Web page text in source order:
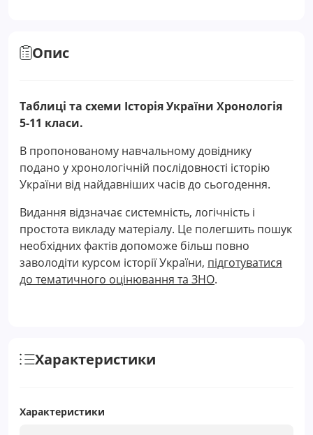
Опис
Таблиці та схеми Історія України Хронологія
5-11 класи.
В пропонованому навчальному довіднику
подано у хронологічній послідовності історію
України від найдавніших часів до сьогодення.
Видання відзначає системність, логічність і
простота викладу матеріалу. Це полегшить пошук
необхідних фактів допоможе більш повно
заволодіти курсом історії України, підготуватися
до тематичного оцінювання та ЗНО.
Характеристики
Характеристики